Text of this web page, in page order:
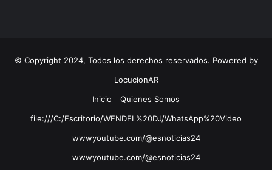
© Copyright 2024, Todos los derechos reservados. Powered by
LocucionAR
Inicio
Quienes Somos
file:///C:/Escritorio/WENDEL%20DJ/WhatsApp%20Video
wwwyoutube.com/@esnoticias24
wwwyoutube.com/@esnoticias24